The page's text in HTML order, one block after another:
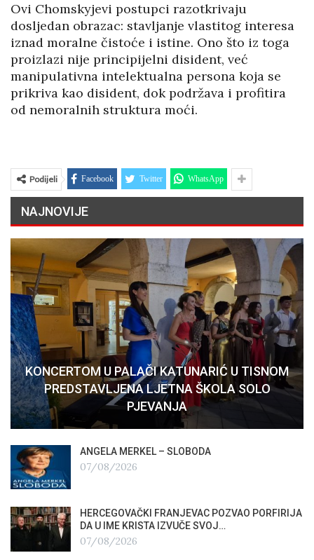
Ovi Chomskyjevi postupci razotkrivaju
dosljedan obrazac: stavljanje vlastitog interesa
iznad moralne čistoće i istine. Ono što iz toga
proizlazi nije principijelni disident, već
manipulativna intelektualna persona koja se
prikriva kao disident, dok podržava i profitira
od nemoralnih struktura moći.
Podijeli Facebook Twitter WhatsApp
NAJNOVIJE
KONCERTOM U PALAČI KATUNARIĆ U TISNOM
PREDSTAVLJENA LJETNA ŠKOLA SOLO
PJEVANJA
ANGELA MERKEL – SLOBODA
07/08/2026
HERCEGOVAČKI FRANJEVAC POZVAO PORFIRIJA
DA U IME KRISTA IZVUČE SVOJ…
07/08/2026